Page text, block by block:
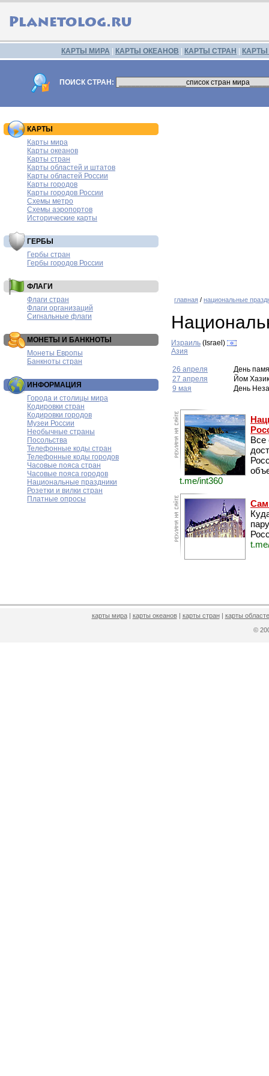
КАРТЫ МИРА КАРТЫ ОКЕАНОВ КАРТЫ СТРАН
ПОИСК СТРАН:
КАРТЫ
Карты мира
Карты океанов
Карты стран
Карты областей и штатов
Карты областей России
Карты городов
Карты городов России
Схемы метро
Схемы аэропортов
Исторические карты
ГЕРБЫ
Гербы стран
Гербы городов России
ФЛАГИ
Флаги стран
Флаги организаций
Сигнальные флаги
МОНЕТЫ И БАНКНОТЫ
Монеты Европы
Банкноты стран
ИНФОРМАЦИЯ
Города и столицы мира
Кодировки стран
Кодировки городов
Музеи России
Необычные страны
Посольства
Телефонные коды стран
Телефонные коды городов
Часовые пояса стран
Часовые пояса городов
Национальные праздники
Розетки и вилки стран
Платные опросы
главная / национальные
Израиль (Israel)
Азия
26 апреля
День
27 апреля
Йом
9 мая
День
Все
t.me/int360
карты мира| карты океанов| карты стран| карты
©